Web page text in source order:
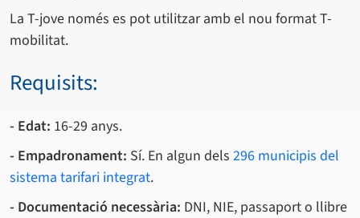
La T-jove només es pot utilitzar amb el nou format T-
mobilitat.
Requisits:
- Edat: 16-29 anys.
- Empadronament: Sí. En algun dels 296 municipis del
sistema tarifari integrat.
- Documentació necessària: DNI, NIE, passaport o llibre